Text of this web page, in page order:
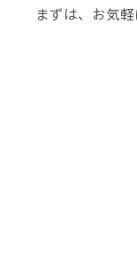
まずは、お気